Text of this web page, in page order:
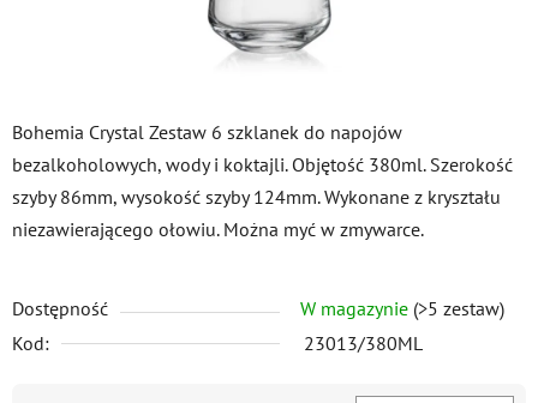
Bohemia Crystal Zestaw 6 szklanek do napojów
bezalkoholowych, wody i koktajli. Objętość 380ml. Szerokość
szyby 86mm, wysokość szyby 124mm. Wykonane z kryształu
niezawierającego ołowiu. Można myć w zmywarce.
Dostępność W magazynie (>5 zestaw)
Kod:
23013/380ML